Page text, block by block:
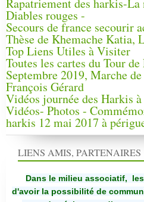
Rapatriement des harkis-La
Diables rouges -
Secours de france secourir
Thèse de Khemache Katia,
Top Liens Utiles à Visiter
Toutes les cartes du Tour
Septembre 2019, Marche
François Gérard
Vidéos journée des Harkis
Vidéos- Photos -
harkis 12 mai 2017 à
LIENS AMIS, PARTENAIRES
Dans le milieu associatif,
d'avoir la possibilité de